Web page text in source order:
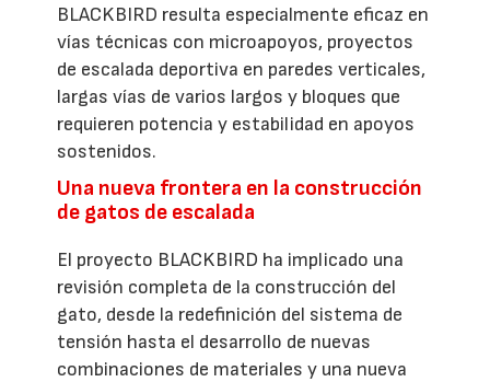
BLACKBIRD resulta especialmente eficaz en
vías técnicas con microapoyos, proyectos
de escalada deportiva en paredes verticales,
largas vías de varios largos y bloques que
requieren potencia y estabilidad en apoyos
sostenidos.
Una nueva frontera en la construcción
de gatos de escalada
El proyecto BLACKBIRD ha implicado una
revisión completa de la construcción del
gato, desde la redefinición del sistema de
tensión hasta el desarrollo de nuevas
combinaciones de materiales y una nueva